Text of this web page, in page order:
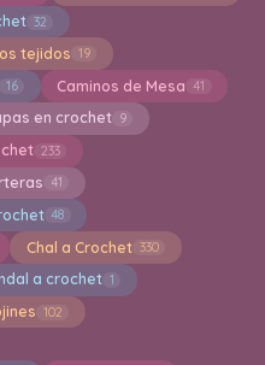
32
tejidos 19
16 Caminos de Mesa 41
en crochet 9
233
41
48
Chal a Crochet 330
a crochet 1
102